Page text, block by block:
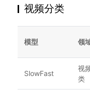
视频分类
模型 领
SlowFast
视
类